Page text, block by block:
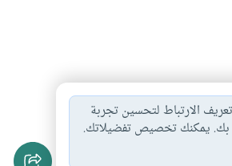
ليالي العشر الأواخر # رمضان
القدر #شهر رمضان
الارتباط لتحسين تجربة
بك. يمكنك تخصيص تفضيلاتك.